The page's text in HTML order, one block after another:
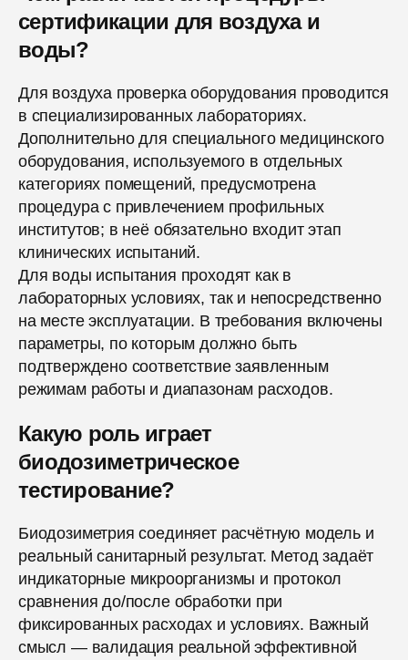
сертификации для воздуха и
воды?
Для воздуха проверка оборудования проводится
в специализированных лабораториях.
Дополнительно для специального медицинского
оборудования, используемого в отдельных
категориях помещений, предусмотрена
процедура с привлечением профильных
институтов; в неё обязательно входит этап
клинических испытаний.
Для воды испытания проходят как в
лабораторных условиях, так и непосредственно
на месте эксплуатации. В требования включены
параметры, по которым должно быть
подтверждено соответствие заявленным
режимам работы и диапазонам расходов.
Какую роль играет
биодозиметрическое
тестирование?
Биодозиметрия соединяет расчётную модель и
реальный санитарный результат. Метод задаёт
индикаторные микроорганизмы и протокол
сравнения до/после обработки при
фиксированных расходах и условиях. Важный
смысл — валидация реальной эффективной